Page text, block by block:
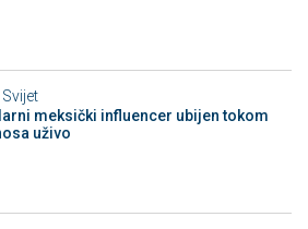
Svijet
meksički influencer ubijen tokom
uživo